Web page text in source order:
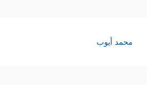
محمد أيوب